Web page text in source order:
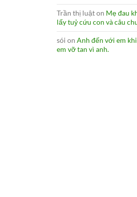
Trần thị luậton Mẹ đau
lấy tuỷ cứu con và câu
sói on Anh đến với em
em vỡ tan vì anh.